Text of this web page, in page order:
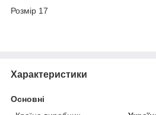
Розмір 17
Характеристики
Основні